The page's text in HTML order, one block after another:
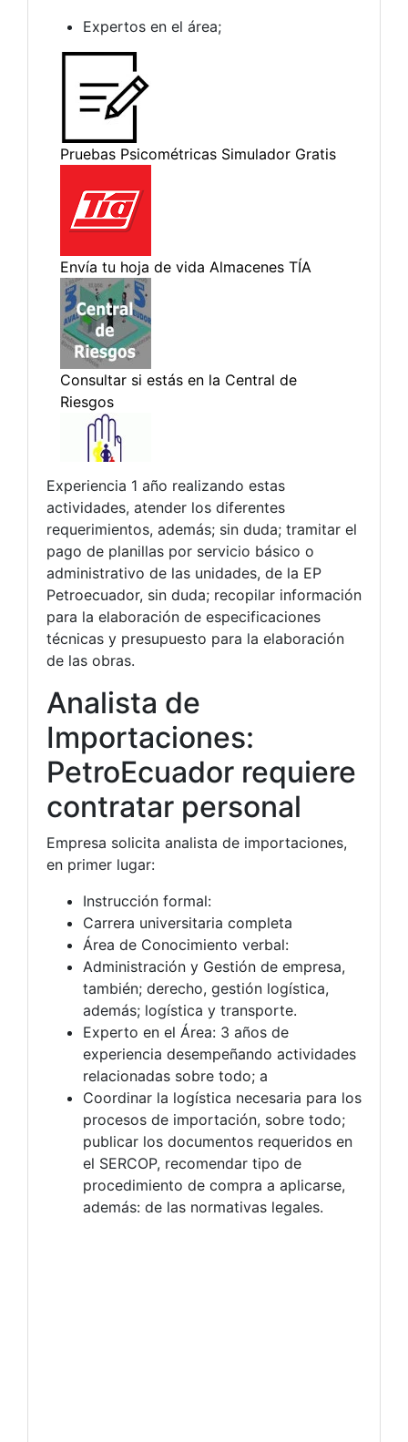
Expertos en el área;
Experiencia 1 año realizando estas
actividades, atender los diferentes
requerimientos, además; sin duda; tramitar el
pago de planillas por servicio básico o
administrativo de las unidades, de la EP
Petroecuador, sin duda; recopilar información
para la elaboración de especificaciones
técnicas y presupuesto para la elaboración
de las obras.
Analista de
Importaciones:
PetroEcuador requiere
contratar personal
Empresa solicita analista de importaciones,
en primer lugar:
Instrucción formal:
Carrera universitaria completa
Área de Conocimiento verbal:
Administración y Gestión de empresa,
también; derecho, gestión logística,
además; logística y transporte.
Experto en el Área: 3 años de
experiencia desempeñando actividades
relacionadas sobre todo; a
Coordinar la logística necesaria para los
procesos de importación, sobre todo;
publicar los documentos requeridos en
el SERCOP, recomendar tipo de
procedimiento de compra a aplicarse,
además: de las normativas legales.